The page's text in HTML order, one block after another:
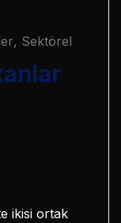
, Sektörel
ikisi ortak